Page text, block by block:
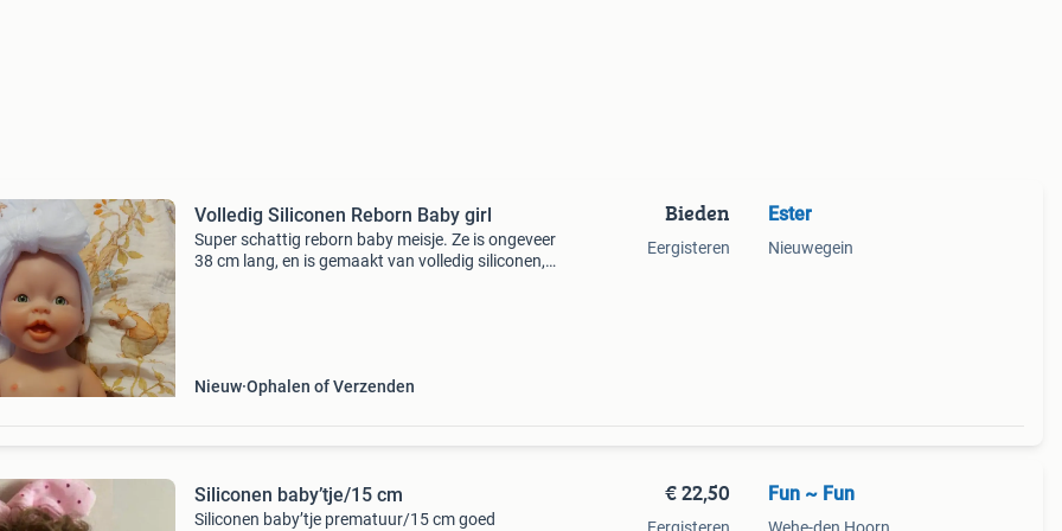
Volledig Siliconen Reborn Baby girl
Super schattig reborn baby meisje. Ze is ongeveer
38 cm lang, en is gemaakt van volledig siliconen,
Nieuw Ophalen of Verzenden
Bieden
Eergisteren
Ester
Nieuwegein
Siliconen baby’tje/15 cm
Siliconen baby’tje prematuur/15 cm goed
€ 22,50 Fun ~ Fun